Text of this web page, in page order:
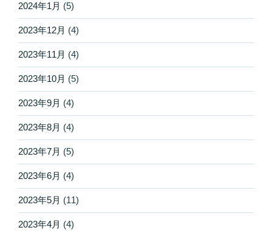
2024年1月 (5)
2023年12月 (4)
2023年11月 (4)
2023年10月 (5)
2023年9月 (4)
2023年8月 (4)
2023年7月 (5)
2023年6月 (4)
2023年5月 (11)
2023年4月 (4)